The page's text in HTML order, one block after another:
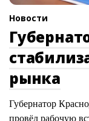
Новости
рынка
Губернатор
провёл рабочую